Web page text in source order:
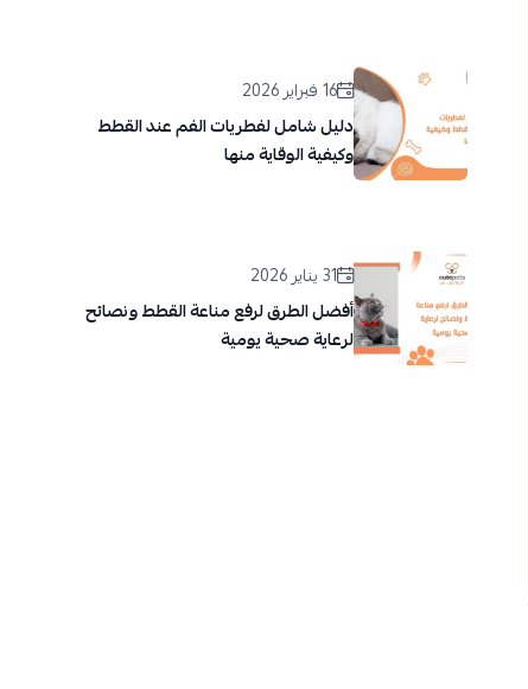
16 فبراير 2026
دليل شامل لفطريات الفم عند القطط
وكيفية الوقاية منها
31 يناير 2026
أفضل الطرق لرفع مناعة القطط ونصائح
لرعاية صحية يومية